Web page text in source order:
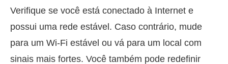
Verifique se você está conectado à Internet e
possui uma rede estável. Caso contrário, mude
para um Wi-Fi estável ou vá para um local com
sinais mais fortes. Você também pode redefinir